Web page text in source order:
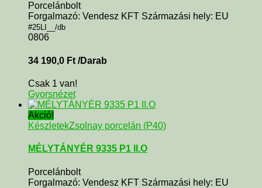
Porcelánbolt
Forgalmazó: Vendesz KFT Származási hely: EU
#25LI__/db
0806
34 190,0 Ft /Darab
Csak 1 van!
Gyorsnézet
Akció!
KészletekZsolnay porcelán (P40)
MÉLYTÁNYÉR 9335 P1 II.O
Porcelánbolt
Forgalmazó: Vendesz KFT Származási hely: EU